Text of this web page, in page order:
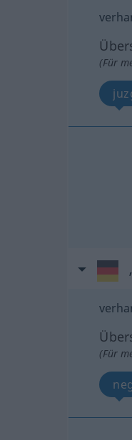
(Für
(Für